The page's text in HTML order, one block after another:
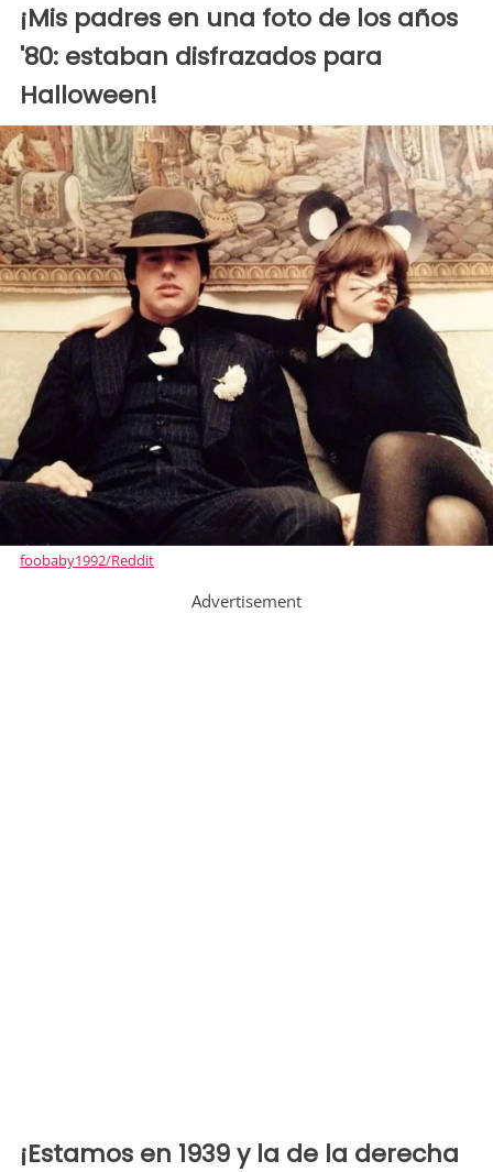
¡Mis padres en una foto de los años
'80: estaban disfrazados para
Halloween!
foobaby1992/Reddit
Advertisement
¡Estamos en 1939 y la de la derecha